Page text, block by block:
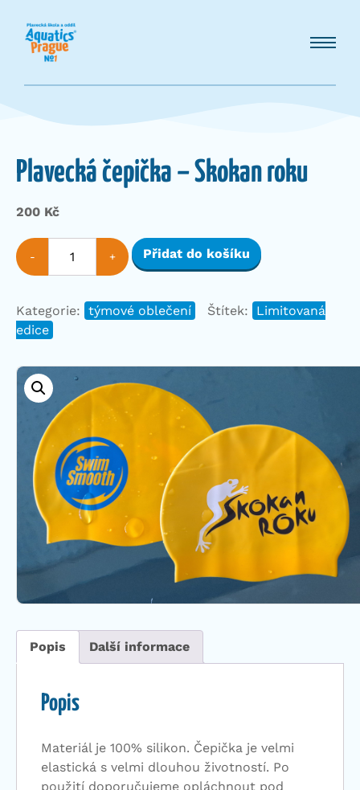
Plavecká čepička – Skokan roku
200 Kč
-
Plavecká
čepička
Skokan
roku
množství
+ Přidat do košíku
Kategorie: týmové oblečení Štítek:
Limitovaná
edice
Popis Další informace
Popis
Materiál je 100% silikon. Čepička je velmi
elastická s velmi dlouhou životností. Po
použití doporučujeme opláchnout pod